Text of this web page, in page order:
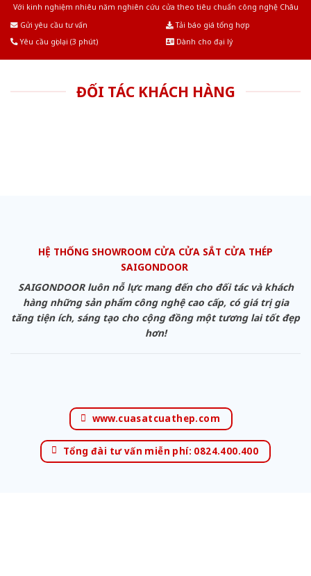
Với kinh nghiệm nhiêu năm nghiên cứu cửa theo tiêu chuẩn công nghệ Châu
Gửi yêu cầu tư vấn
Tải báo giá tổng hợp
Yêu cầu gọi lại (3 phút)
Dành cho đại lý
ĐỐI TÁC KHÁCH HÀNG
HỆ THỐNG SHOWROOM CỬA CỬA SẮT CỬA THÉP
SAIGONDOOR
SAIGONDOOR luôn nỗ lực mang đến cho đối tác và khách
hàng những sản phẩm công nghệ cao cấp, có giá trị gia
tăng tiện ích, sáng tạo cho cộng đồng một tương lai tốt đẹp
hơn!
www.cuasatcuathep.com
Tổng đài tư vấn miễn phí: 0824.400.400